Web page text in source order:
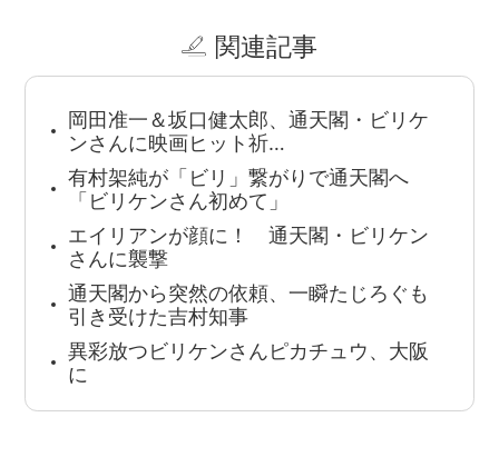
関連記事
岡田准一＆坂口健太郎、通天閣・ビリケ
ンさんに映画ヒット祈…
有村架純が「ビリ」繋がりで通天閣へ
「ビリケンさん初めて」
エイリアンが顔に！ 通天閣・ビリケン
さんに襲撃
通天閣から突然の依頼、一瞬たじろぐも
引き受けた吉村知事
異彩放つビリケンさんピカチュウ、大阪
に